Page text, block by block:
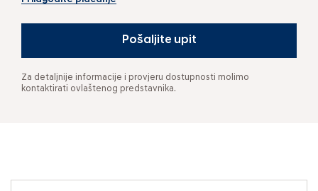
Pošaljite upit
Za detaljnije informacije i provjeru dostupnosti molimo
kontaktirati ovlaštenog predstavnika.